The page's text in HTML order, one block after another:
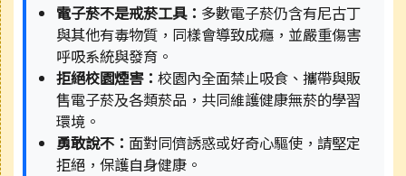
電子菸不是戒菸工具： 多數電子菸仍含有尼古丁
與其他有毒物質，同樣會導致成癮，並嚴重傷害
呼吸系統與發育。
拒絕校園煙害：校園內全面禁止吸食、攜帶與販
售電子菸及各類菸品，共同維護健康無菸的學習
環境。
勇敢說不： 面對同儕誘惑或好奇心驅使，請堅定
拒絕，保護自身健康。